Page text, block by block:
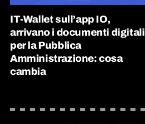
IT-Wallet sull’app IO,
arrivano i documenti digitali
per la Pubblica
Amministrazione: cosa
cambia